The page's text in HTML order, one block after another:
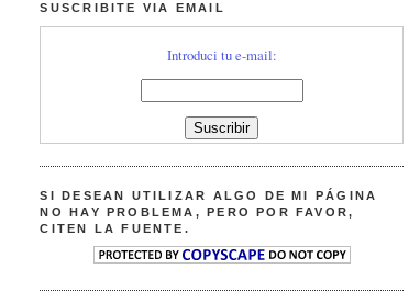
SUSCRIBITE VIA EMAIL
Introduci tu e-mail:
SI DESEAN UTILIZAR ALGO DE MI PÁGINA
NO HAY PROBLEMA, PERO POR FAVOR,
CITEN LA FUENTE.